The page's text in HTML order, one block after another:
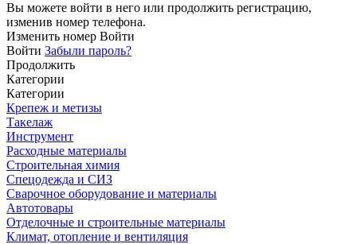
Вы можете войти в него или продолжить регистрацию,
изменив номер телефона.
Изменить номер Войти
Войти Забыли пароль?
Продолжить
Категории
Категории
Крепеж и метизы
Такелаж
Инструмент
Расходные материалы
Строительная химия
Спецодежда и СИЗ
Сварочное оборудование и материалы
Автотовары
Отделочные и строительные материалы
Климат, отопление и вентиляция